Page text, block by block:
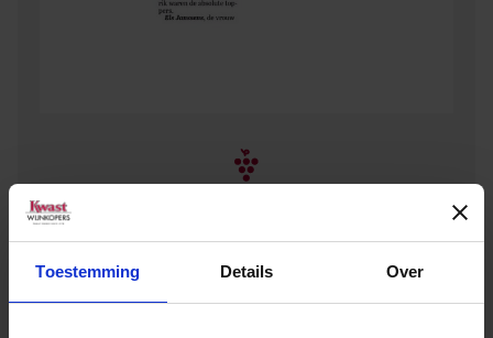
Toestemming Details Over